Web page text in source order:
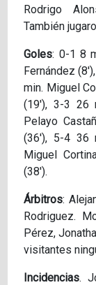
Rodrigo
También
Goles: 0-1 8
Fernández
min. Miguel
(19'), 3-3 26
Pelayo
(36'), 5-4 36
Miguel
(38').
Árbitros:
Rodriguez.
Pérez,
visitantes
Incidencias.